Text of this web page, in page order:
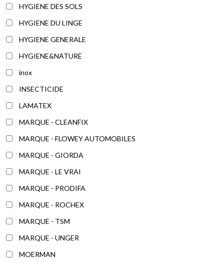
HYGIENE DES SOLS
HYGIENE DU LINGE
HYGIENE GENERALE
HYGIENE&NATURE
inox
INSECTICIDE
LAMATEX
MARQUE - CLEANFIX
MARQUE - FLOWEY AUTOMOBILES
MARQUE - GIORDA
MARQUE - LE VRAI
MARQUE - PRODIFA
MARQUE - ROCHEX
MARQUE - TSM
MARQUE - UNGER
MOERMAN